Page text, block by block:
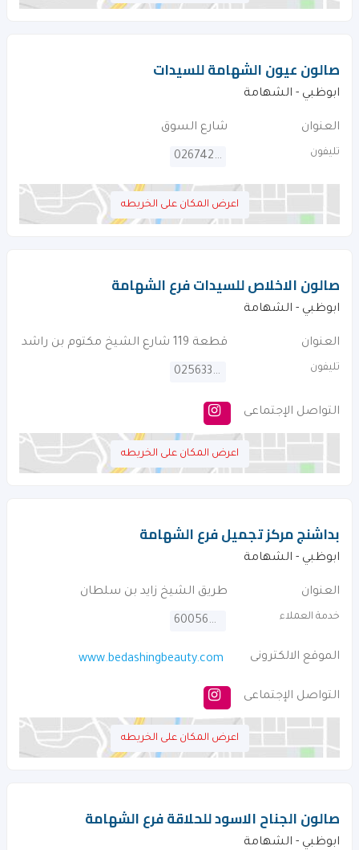
صالون عيون الشهامة للسيدات
ابوظبي - الشهامة
العنوان شارع السوق
تليفون 026742116
اعرض المكان على الخريطه
صالون الاخلاص للسيدات فرع الشهامة
ابوظبي - الشهامة
العنوان قطعة 119 شارع الشيخ مكتوم بن راشد
تليفون 025633858
التواصل الإجتماعى
اعرض المكان على الخريطه
بداشنج مركز تجميل فرع الشهامة
ابوظبي - الشهامة
العنوان طريق الشيخ زايد بن سلطان
خدمة العملاء 600560037
الموقع الالكترونى www.bedashingbeauty.com
التواصل الإجتماعى
اعرض المكان على الخريطه
صالون الجناح الاسود للحلاقة فرع الشهامة
ابوظبي - الشهامة